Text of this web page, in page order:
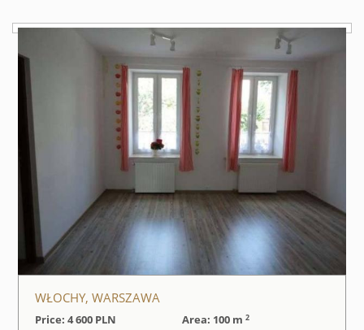
WŁOCHY, WARSZAWA
Price: 4 600 PLN Area: 100 m 2